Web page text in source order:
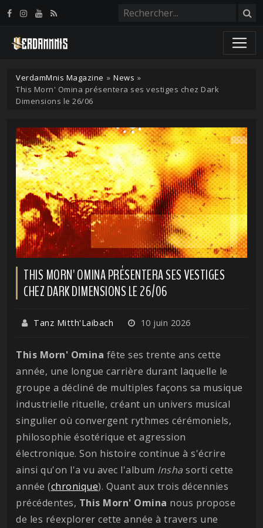
VerdamMnis Magazine » News »
This Morn' Omina présentera ses vestiges chez Dark
Dimensions le 26/06
THIS MORN' OMINA PRÉSENTERA SES VESTIGES
CHEZ DARK DIMENSIONS LE 26/06
Tanz Mitth'Laibach 10 juin 2026
This Morn' Omina fête ses trente ans cette
année, une longue carrière durant laquelle le
groupe a décliné de multiples façons sa musique
industrielle rituelle, créant un univers musical
singulier où convergent rythmes cérémoniels,
philosophie ésotérique et agression
électronique. Son histoire continue à s'écrire
ainsi qu'on l'a vu avec l'album Insha sorti cette
année (chronique). Quant aux trois décennies
précédentes, This Morn' Omina nous propose
de les réexplorer cette année à travers une
Panneau de gestion des cookies